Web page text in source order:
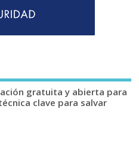
gratuita y abierta para
clave para salvar